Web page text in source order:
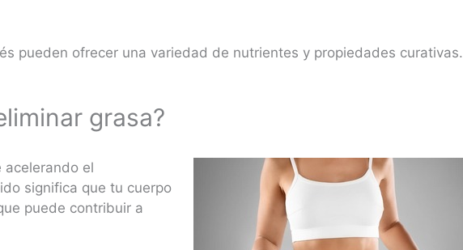
pueden ofrecer una variedad de nutrientes y propiedades curativas.
grasa?
acelerando el
significa que tu cuerpo
puede contribuir a